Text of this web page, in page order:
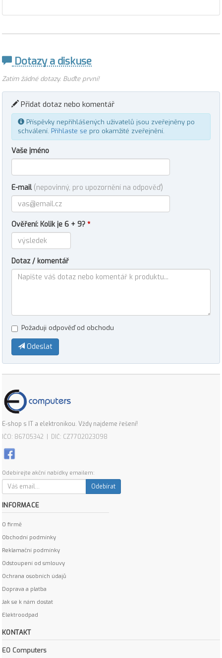
Dotazy a diskuse
Zatím žádné dotazy. Buďte první!
Přidat dotaz nebo komentář
Příspěvky nepřihlášených uživatelů jsou zveřejněny po
schválení. Přihlaste se pro okamžité zveřejnění.
Vaše jméno
E-mail (nepovinný, pro upozornění na odpověď)
Ověření: Kolik je 6 + 9? *
Dotaz / komentář
Požaduji odpověď od obchodu
Odeslat
E-shop s IT a elektronikou. Vždy najdeme řešení!
IČO: 86705342 | DIČ: CZ7702023098
Odebírejte akční nabídky emailem:
Odebírat
INFORMACE
O firmě
Obchodní podmínky
Reklamační podmínky
Odstoupení od smlouvy
Ochrana osobních údajů
Doprava a platba
Jak se k nám dostat
Elektroodpad
KONTAKT
EO Computers